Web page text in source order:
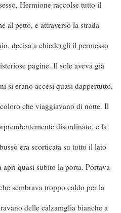
Hermione raccolse tutto il
al petto, e attraversò la strada
decisa a chiedergli il permesso
pagine. Il sole aveva già
si erano accesi quasi dappertutto,
che viaggiavano di notte. Il
disordinato, e la
era scorticata su tutto il lato
quasi subito la porta. Portava
sembrava troppo caldo per la
delle calzamglia bianche a